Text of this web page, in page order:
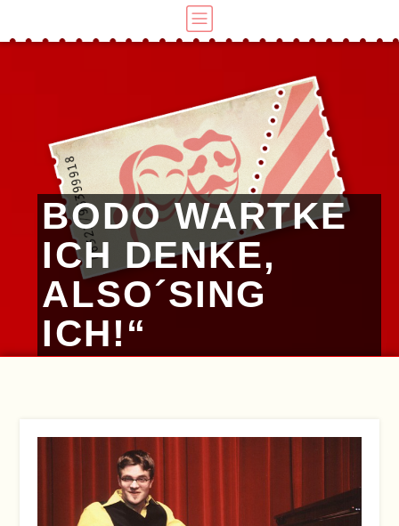
BODO WARTKE
ICH DENKE,
ALSO´SING
ICH!“